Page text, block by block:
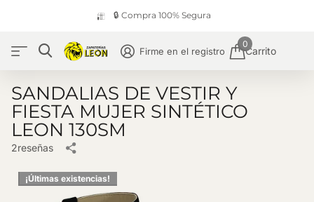
🔒 Compra 100% Segura
Firme en el registro Carrito
0
SANDALIAS DE VESTIR Y
FIESTA MUJER SINTÉTICO
LEON 130SM
2reseñas
¡Últimas existencias!